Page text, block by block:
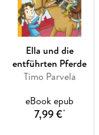
Ella und die
entführten Pferde
Timo Parvela
eBook epub
7,99 €*